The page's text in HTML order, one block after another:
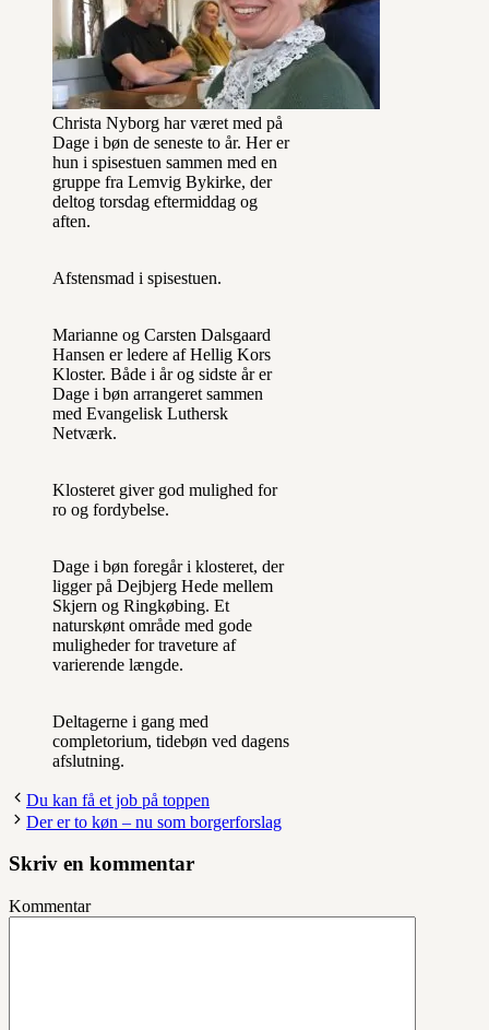
Christa Nyborg har været med på
Dage i bøn de seneste to år. Her er
hun i spisestuen sammen med en
gruppe fra Lemvig Bykirke, der
deltog torsdag eftermiddag og
aften.
Afstensmad i spisestuen.
Marianne og Carsten Dalsgaard
Hansen er ledere af Hellig Kors
Kloster. Både i år og sidste år er
Dage i bøn arrangeret sammen
med Evangelisk Luthersk
Netværk.
Klosteret giver god mulighed for
ro og fordybelse.
Dage i bøn foregår i klosteret, der
ligger på Dejbjerg Hede mellem
Skjern og Ringkøbing. Et
naturskønt område med gode
muligheder for traveture af
varierende længde.
Deltagerne i gang med
completorium, tidebøn ved dagens
afslutning.
Du kan få et job på toppen
Der er to køn – nu som borgerforslag
Skriv en kommentar
Kommentar